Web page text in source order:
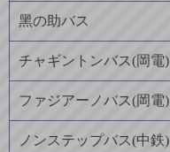
黑の助バス
チャギントンバス(岡電)
ファジアーノバス(岡電)
ノンステップバス(中鉄)